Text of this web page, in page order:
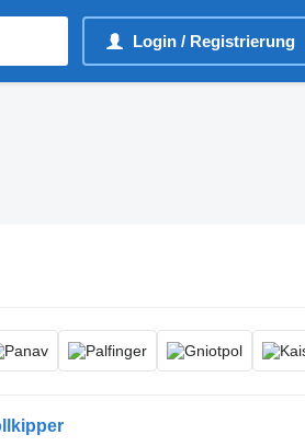
Login / Registrierung